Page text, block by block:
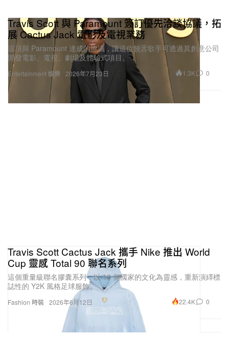
Entertainment 娛樂
Travis Scott 與 Paramount 簽訂優先洽談協議，拓
展 Cactus Jack 電影及電視業務
這項與 Paramount 達成的協議，讓這位饒舌歌手可透過其創意公司
開發電影、電視、劇場及體驗式項目。
2026年7月23日 1.3K 0
Fashion 時裝
Travis Scott Cactus Jack 攜手 Nike 推出 World
Cup 靈感 Total 90 聯名系列
這個重量級聯名膠囊系列，以 10 個國家的文化為靈感，重新演繹標
誌性的 Y2K 風格足球服飾。
2026年6月12日 22.4K 0